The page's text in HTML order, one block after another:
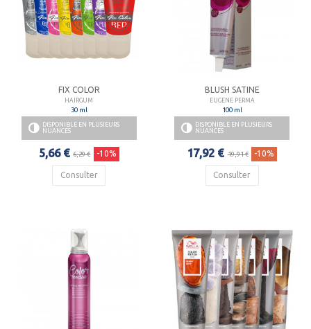
FIX COLOR
HAIRGUM
30 ml
DISPONIBLE EN PLUSIEURS
NUANCES
5,66 € 6,29 € -10%
Consulter
BLUSH SATINE
EUGENE PERMA
100 ml
DISPONIBLE EN PLUSIEURS
NUANCES
17,92 € 19,91 € -10%
Consulter